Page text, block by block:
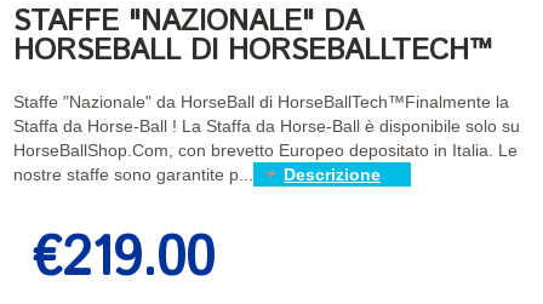
STAFFE "NAZIONALE" DA
HORSEBALL DI HORSEBALLTECH™
Staffe "Nazionale" da HorseBall di HorseBallTech™Finalmente la
Staffa da Horse-Ball ! La Staffa da Horse-Ball è disponibile solo su
HorseBallShop.Com, con brevetto Europeo depositato in Italia. Le
nostre staffe sono garantite p...
Descrizione
€219.00